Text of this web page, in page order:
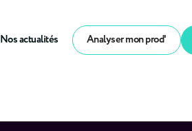
Nos actualités Analyser mon prod'